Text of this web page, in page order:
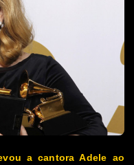
a cantora Adele ao